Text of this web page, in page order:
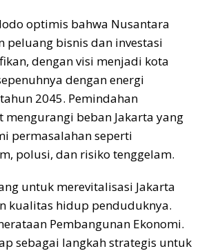
optimis bahwa Nusantara
peluang bisnis dan investasi
dengan visi menjadi kota
dengan energi
2045. Pemindahan
beban Jakarta yang
permasalahan seperti
polusi, dan risiko tenggelam.
untuk merevitalisasi Jakarta
kualitas hidup penduduknya.
Pembangunan Ekonomi.
sebagai langkah strategis untuk